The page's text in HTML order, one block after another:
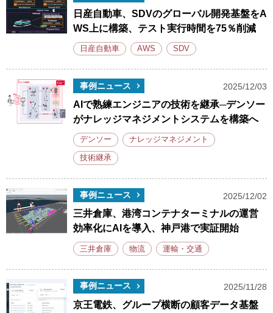
日産自動車、SDVのグローバル開発基盤をA
WS上に構築、テスト実行時間を75％削減
日産自動車 AWS SDV
事例ニュース 2025/12/03
AIで熟練エンジニアの技術を継承─デンソー
がナレッジマネジメントシステムを構築へ
デンソー ナレッジマネジメント
技術継承
事例ニュース 2025/12/02
三井倉庫、港湾コンテナターミナルの運営
効率化にAIを導入、神戸港で実証開始
三井倉庫 物流 運輸・交通
事例ニュース 2025/11/28
京王電鉄、グループ横断の顧客データ基盤